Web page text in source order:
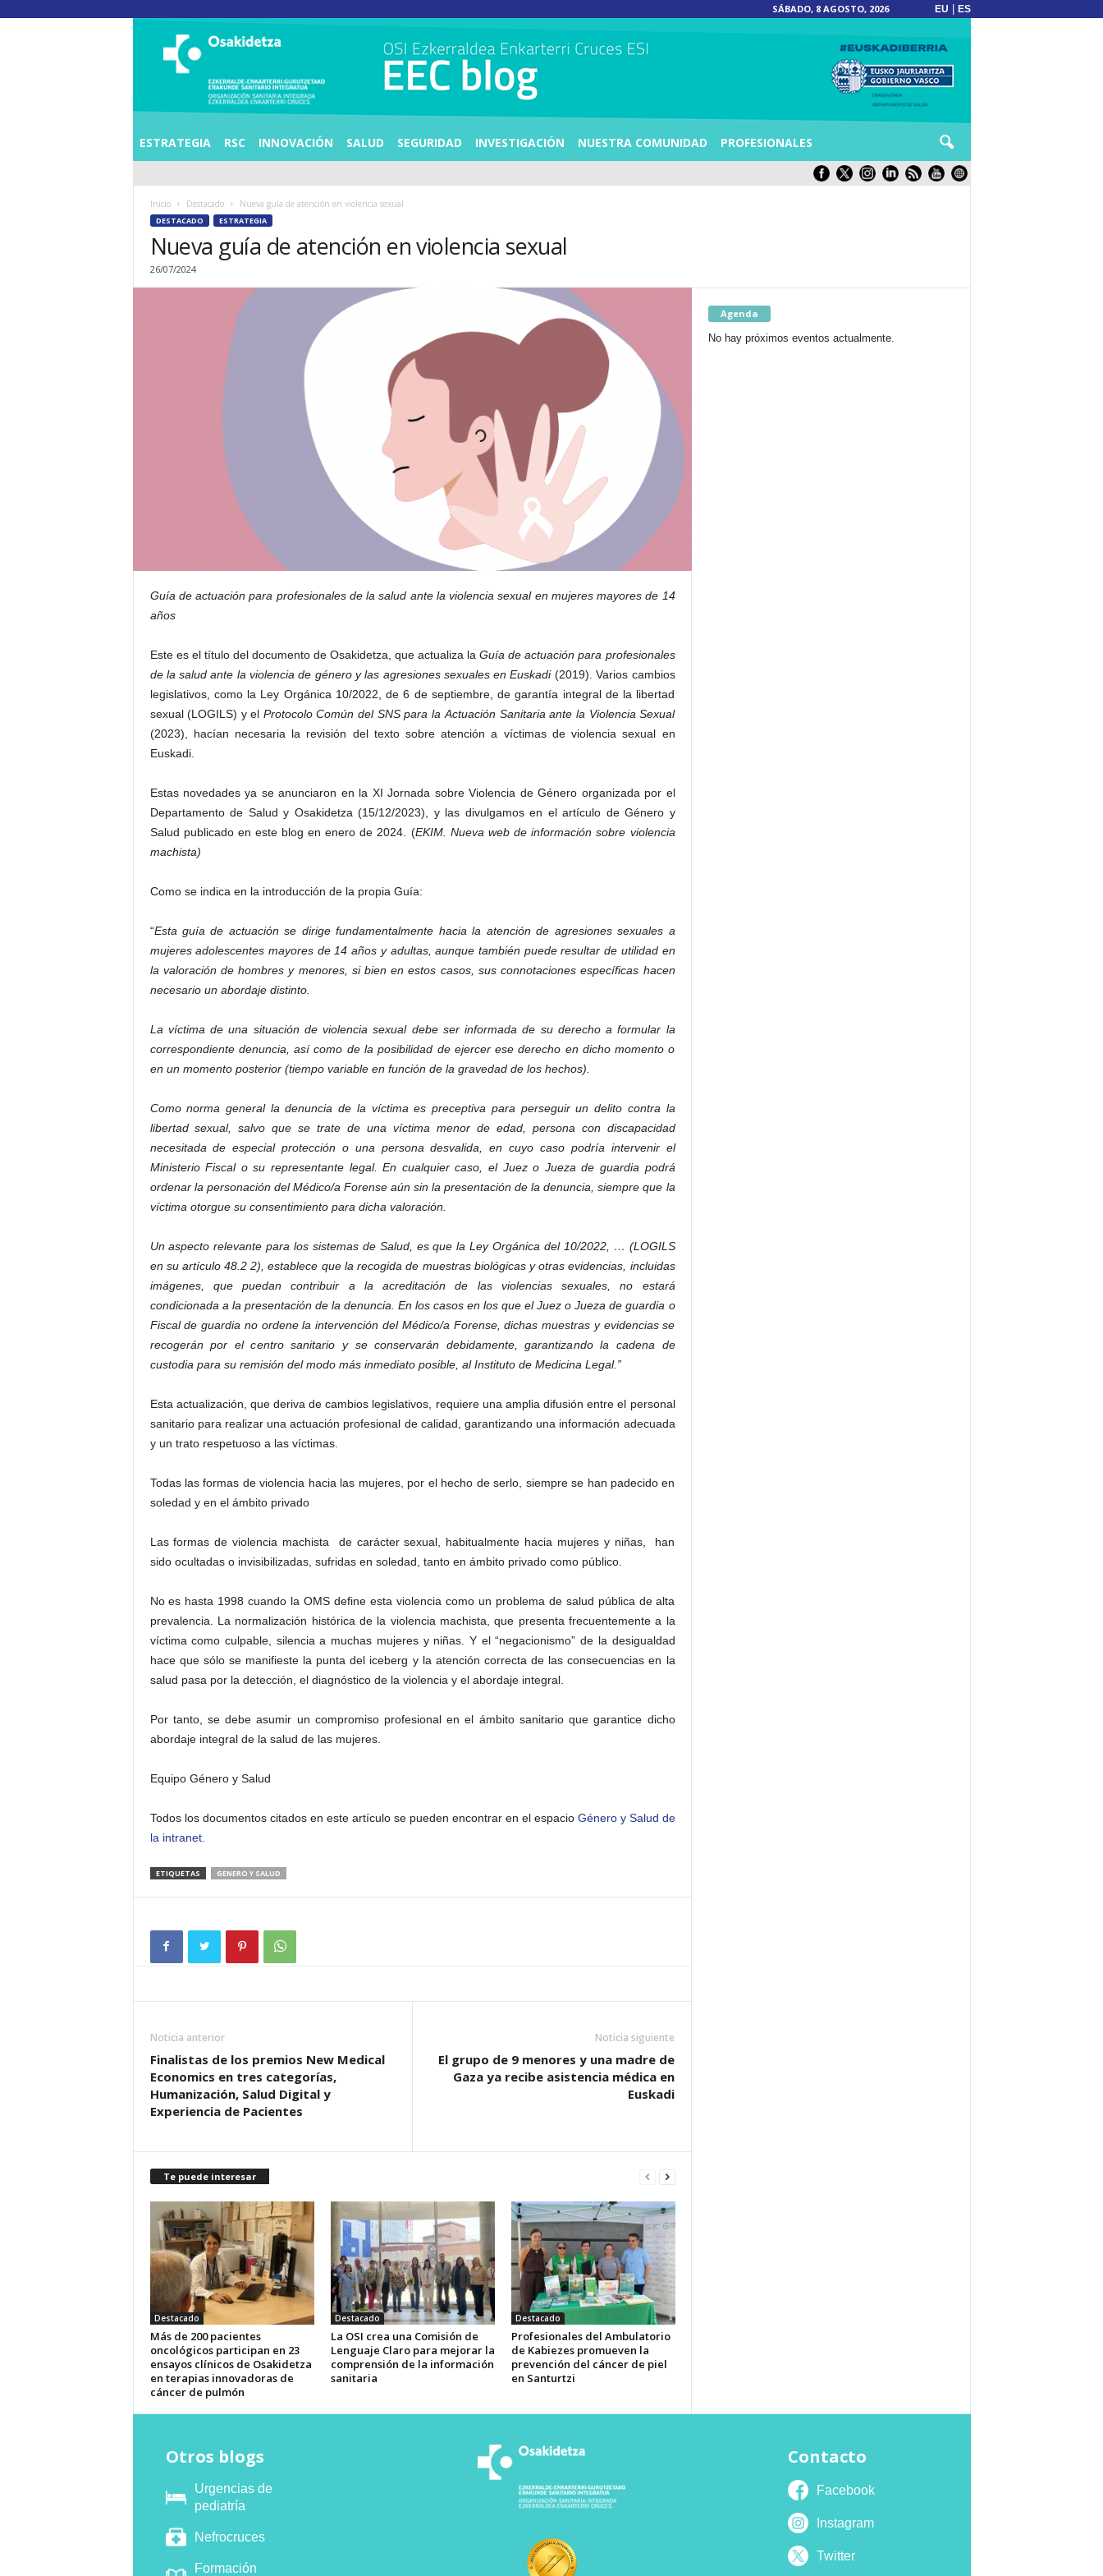
SÁBADO, 8 AGOSTO, 2026 EU ES
A
N
ESTRATEGIA RSC INNOVACIÓN SALUD SEGURIDAD INVESTIGACIÓN NUESTRA COMUNIDAD PROFESIONALES
Inicio Destacado Nueva guía de atención en violencia sexual
DESTACADO ESTRATEGIA
Nueva guía de atención en violencia sexual
26/07/2024
Guía de actuación para profesionales de la salud ante la violencia sexual en mujeres mayores de 14
años
Este es el título del documento de Osakidetza, que actualiza la Guía de actuación para profesionales
de la salud ante la violencia de género y las agresiones sexuales en Euskadi(2019). Varios cambios
legislativos, como la Ley Orgánica 10/2022, de 6 de septiembre, de garantía integral de la libertad
sexual (LOGILS) y el Protocolo Común del SNS para la Actuación Sanitaria ante la Violencia Sexual
(2023), hacían necesaria la revisión del texto sobre atención a víctimas de violencia sexual en
Euskadi.
Estas novedades ya se anunciaron en la XI Jornada sobre Violencia de Género organizada por el
Departamento de Salud y Osakidetza (15/12/2023), y las divulgamos en el artículo de Género y
Salud publicado en este blog en enero de 2024. (EKIM. Nueva web de información sobre violencia
machista)
Como se indica en la introducción de la propia Guía:
“Esta guía de actuación se dirige fundamentalmente hacia la atención de agresiones sexuales a
mujeres adolescentes mayores de 14 años y adultas, aunque también puede resultar de utilidad en
la valoración de hombres y menores, si bien en estos casos, sus connotaciones específicas hacen
necesario un abordaje distinto.
La víctima de una situación de violencia sexual debe ser informada de su derecho a formular la
correspondiente denuncia, así como de la posibilidad de ejercer ese derecho en dicho momento o
en un momento posterior (tiempo variable en función de la gravedad de los hechos).
Como norma general la denuncia de la víctima es preceptiva para perseguir un delito contra la
libertad sexual, salvo que se trate de una víctima menor de edad, persona con discapacidad
necesitada de especial protección o una persona desvalida, en cuyo caso podría intervenir el
Ministerio Fiscal o su representante legal. En cualquier caso, el Juez o Jueza de guardia podrá
ordenar la personación del Médico/a Forense aún sin la presentación de la denuncia, siempre que la
víctima otorgue su consentimiento para dicha valoración.
Un aspecto relevante para los sistemas de Salud, es que la Ley Orgánica del 10/2022, … (LOGILS
en su artículo 48.2 2), establece que la recogida de muestras biológicas y otras evidencias, incluidas
imágenes, que puedan contribuir a la acreditación de las violencias sexuales, no estará
condicionada a la presentación de la denuncia. En los casos en los que el Juez o Jueza de guardia o
Fiscal de guardia no ordene la intervención del Médico/a Forense, dichas muestras y evidencias se
recogerán por el centro sanitario y se conservarán debidamente, garantizando la cadena de
custodia para su remisión del modo más inmediato posible, al Instituto de Medicina Legal.”
Esta actualización, que deriva de cambios legislativos, requiere una amplia difusión entre el personal
sanitario para realizar una actuación profesional de calidad, garantizando una información adecuada
y un trato respetuoso a las víctimas.
Todas las formas de violencia hacia las mujeres, por el hecho de serlo, siempre se han padecido en
soledad y en el ámbito privado
Las formas de violencia machista de carácter sexual, habitualmente hacia mujeres y niñas, han
sido ocultadas o invisibilizadas, sufridas en soledad, tanto en ámbito privado como público.
No es hasta 1998 cuando la OMS define esta violencia como un problema de salud pública de alta
prevalencia. La normalización histórica de la violencia machista, que presenta frecuentemente a la
víctima como culpable, silencia a muchas mujeres y niñas. Y el “negacionismo” de la desigualdad
hace que sólo se manifieste la punta del iceberg y la atención correcta de las consecuencias en la
salud pasa por la detección, el diagnóstico de la violencia y el abordaje integral.
Por tanto, se debe asumir un compromiso profesional en el ámbito sanitario que garantice dicho
abordaje integral de la salud de las mujeres.
Equipo Género y Salud
Todos los documentos citados en este artículo se pueden encontrar en el espacio Género y Salud de
la intranet.
ETIQUETAS GENERO Y SALUD
Noticia anterior
Finalistas de los premios New Medical
Economics en tres categorías,
Humanización, Salud Digital y
Experiencia de Pacientes
Noticia siguiente
El grupo de 9 menores y una madre de
Gaza ya recibe asistencia médica en
Euskadi
Te puede interesar
Destacado
Más de 200 pacientes
oncológicos participan en 23
ensayos clínicos de Osakidetza
en terapias innovadoras de
cáncer de pulmón
Destacado
La OSI crea una Comisión de
Lenguaje Claro para mejorar la
comprensión de la información
sanitaria
Destacado
Profesionales del Ambulatorio
de Kabiezes promueven la
prevención del cáncer de piel
en Santurtzi
Agenda
No hay próximos eventos actualmente.
Otros blogs
Urgencias de
pediatría
Nefrocruces
Formación
Contacto
Facebook
Instagram
Twitter